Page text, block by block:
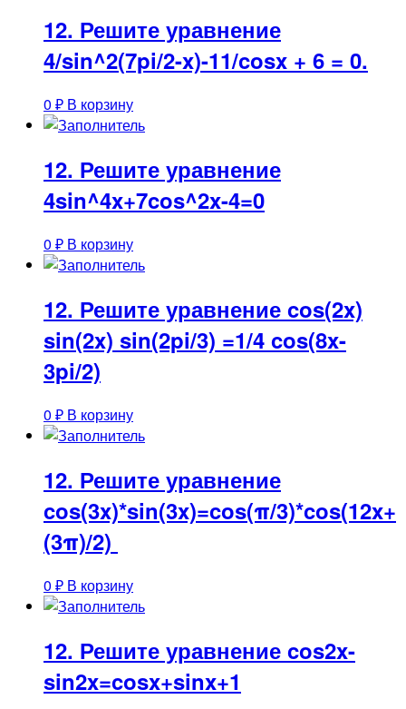
12. Решите уравнение
4/sin^2(7pi/2-x)-11/cosx + 6 = 0.
0 ₽ В корзину
12. Решите уравнение
4sin^4x+7cos^2x-4=0
0 ₽ В корзину
12. Решите уравнение cos(2x)
sin(2x) sin(2pi/3) =1/4 cos(8x-
3pi/2)
0 ₽ В корзину
12. Решите уравнение
cos(3x)*sin(3x)=cos(π/3)*cos(12x+
(3π)/2)
0 ₽ В корзину
12. Решите уравнение cos2x-
sin2x=cosx+sinx+1